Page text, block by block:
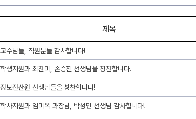
제목
교수님들, 직원분들 감사합니다!
학생지원과 최찬미, 손승진 선생님을 칭찬합니다.
정보전산원 선생님들을 칭찬합니다!
학사지원과 임미옥 과장님, 박성민 선생님 감사합니다!